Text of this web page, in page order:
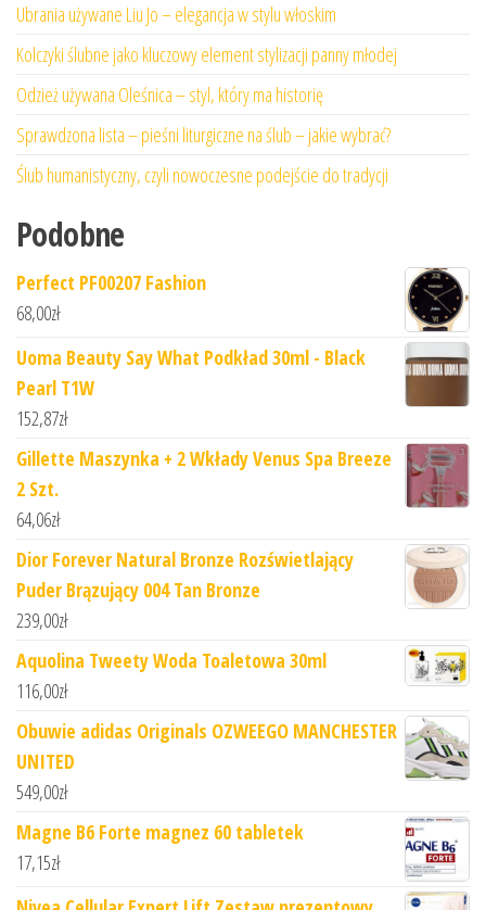
Ubrania używane Liu Jo – elegancja w stylu włoskim
Kolczyki ślubne jako kluczowy element stylizacji panny młodej
Odzież używana Oleśnica – styl, który ma historię
Sprawdzona lista – pieśni liturgiczne na ślub – jakie wybrać?
Ślub humanistyczny, czyli nowoczesne podejście do tradycji
Podobne
Perfect PF00207 Fashion
68,00zł
Uoma Beauty Say What Podkład 30ml - Black
Pearl T1W
152,87zł
Gillette Maszynka + 2 Wkłady Venus Spa Breeze
2 Szt.
64,06zł
Dior Forever Natural Bronze Rozświetlający
Puder Brązujący 004 Tan Bronze
239,00zł
Aquolina Tweety Woda Toaletowa 30ml
116,00zł
Obuwie adidas Originals OZWEEGO MANCHESTER
UNITED
549,00zł
Magne B6 Forte magnez 60 tabletek
17,15zł